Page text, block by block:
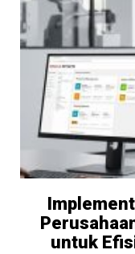
untuk